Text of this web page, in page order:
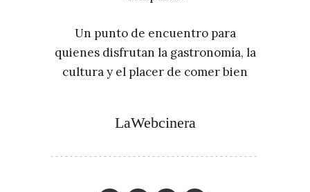
Un punto de encuentro para
quienes disfrutan la gastronomía, la
cultura y el placer de comer bien
LaWebcinera